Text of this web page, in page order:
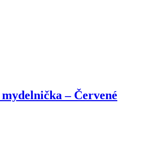
– Červené